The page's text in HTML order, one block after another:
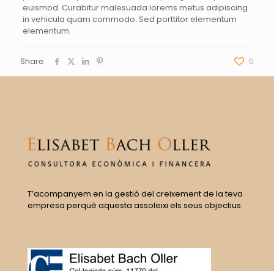
euismod. Curabitur malesuada lorems metus adipiscing
in vehicula quam commodo. Sed porttitor elementum
elementum.
Share 0
T’acompanyem en la gestió del creixement de la teva
empresa perquè aquesta assoleixi els seus objectius.